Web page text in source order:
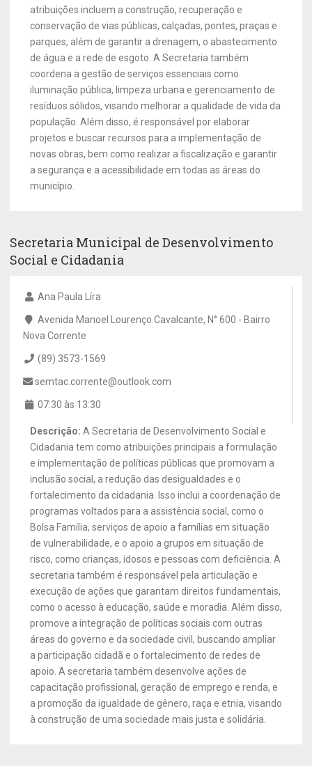
atribuições incluem a construção, recuperação e
conservação de vias públicas, calçadas, pontes, praças e
parques, além de garantir a drenagem, o abastecimento
de água e a rede de esgoto. A Secretaria também
coordena a gestão de serviços essenciais como
iluminação pública, limpeza urbana e gerenciamento de
resíduos sólidos, visando melhorar a qualidade de vida da
população. Além disso, é responsável por elaborar
projetos e buscar recursos para a implementação de
novas obras, bem como realizar a fiscalização e garantir
a segurança e a acessibilidade em todas as áreas do
município.
Secretaria Municipal de Desenvolvimento
Social e Cidadania
Ana Paula Líra
Avenida Manoel Lourenço Cavalcante, N° 600 - Bairro
Nova Corrente
(89) 3573-1569
semtac.corrente@outlook.com
07:30 às 13:30
Descrição: A Secretaria de Desenvolvimento Social e
Cidadania tem como atribuições principais a formulação
e implementação de políticas públicas que promovam a
inclusão social, a redução das desigualdades e o
fortalecimento da cidadania. Isso inclui a coordenação de
programas voltados para a assistência social, como o
Bolsa Família, serviços de apoio a famílias em situação
de vulnerabilidade, e o apoio a grupos em situação de
risco, como crianças, idosos e pessoas com deficiência. A
secretaria também é responsável pela articulação e
execução de ações que garantam direitos fundamentais,
como o acesso à educação, saúde e moradia. Além disso,
promove a integração de políticas sociais com outras
áreas do governo e da sociedade civil, buscando ampliar
a participação cidadã e o fortalecimento de redes de
apoio. A secretaria também desenvolve ações de
capacitação profissional, geração de emprego e renda, e
a promoção da igualdade de gênero, raça e etnia, visando
à construção de uma sociedade mais justa e solidária.